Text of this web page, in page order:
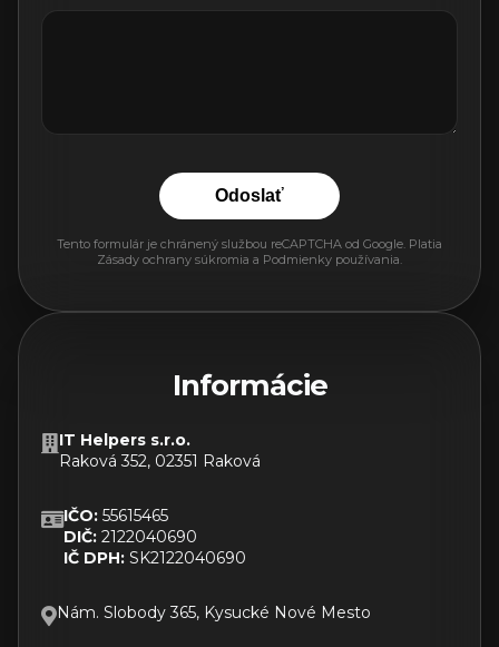
Odoslať
Tento formulár je chránený službou reCAPTCHA od Google. Platia
Zásady ochrany súkromia a Podmienky používania
Informácie
IT Helpers s.r.o.
Raková 352, 02351 Raková
IČO: 55615465
DIČ: 2122040690
IČ DPH: SK2122040690
Nám. Slobody 365, Kysucké Nové Mesto